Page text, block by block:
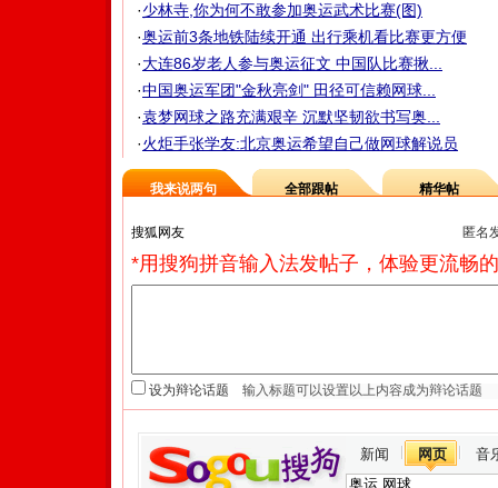
·少林寺,你为何不敢参加奥运武术比赛(图)
·奥运前3条地铁陆续开通 出行乘机看比赛更方便
·大连86岁老人参与奥运征文 中国队比赛揪...
·中国奥运军团"金秋亮剑" 田径可信赖网球...
·袁梦网球之路充满艰辛 沉默坚韧欲书写奥...
·火炬手张学友:北京奥运希望自己做网球解说员
我来说两句 全部跟帖 精华帖
匿名
*用搜狗拼音输入法发帖子，体验更流畅
设为辩论话题
新闻 网页 音